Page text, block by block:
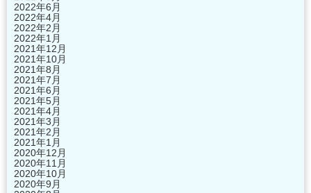
2022年6月
2022年4月
2022年2月
2022年1月
2021年12月
2021年10月
2021年8月
2021年7月
2021年6月
2021年5月
2021年4月
2021年3月
2021年2月
2021年1月
2020年12月
2020年11月
2020年10月
2020年9月